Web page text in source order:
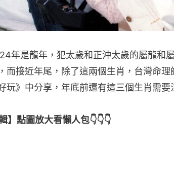
年是龍年，犯太歲和正沖太歲的屬龍和
而接近年尾，除了這兩個生肖，台灣命
玩》中分享，年底前還有這三個生肖需要
輯】點圖放大看懶人包👇👇👇